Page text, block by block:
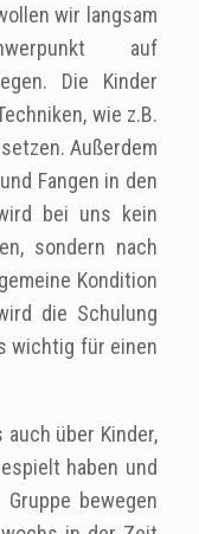
wir langsam
auf
Die Kinder
wie z.B.
Außerdem
Fangen in den
bei uns kein
sondern nach
Kondition
die Schulung
wichtig für einen
über Kinder,
haben und
bewegen